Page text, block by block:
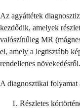
Az agyáttétek
kezdődik, amelyek
valószínűleg MR
el, amely a legtisztább
rendellenes növekedésről.
A diagnosztikai folyamat
Részletes